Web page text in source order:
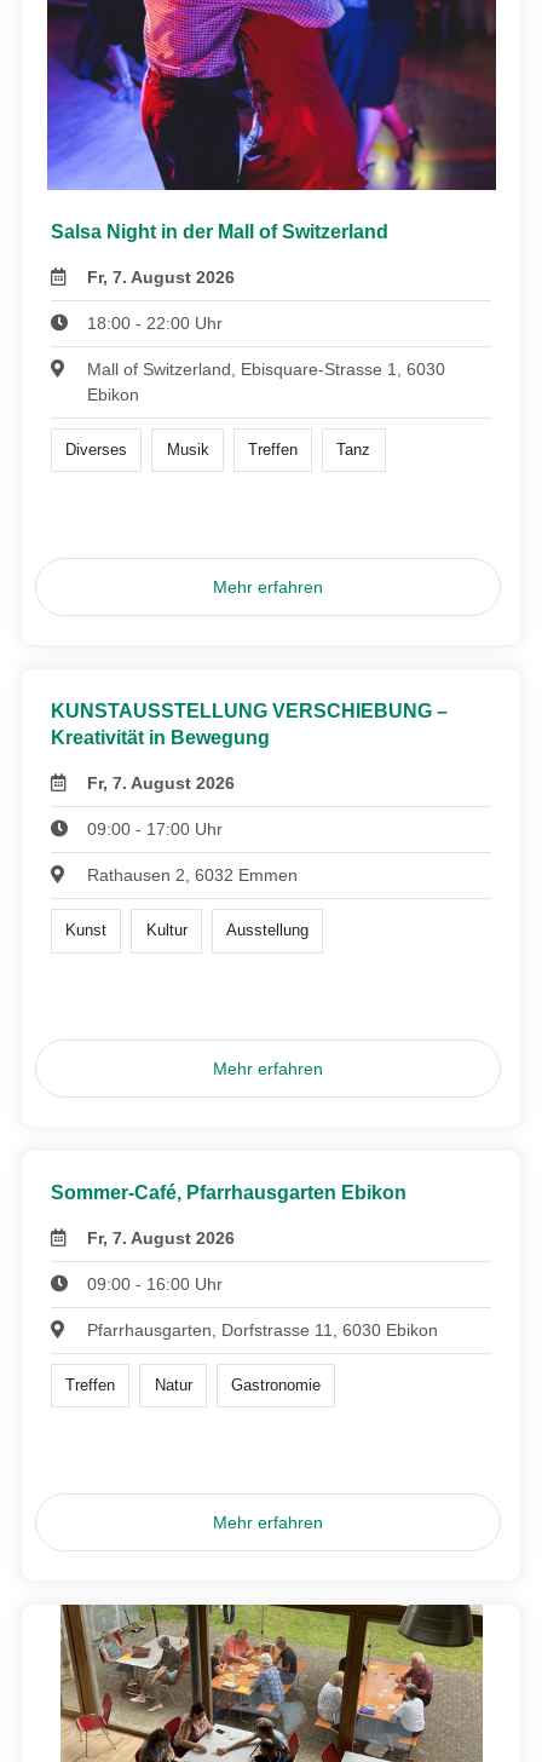
Salsa Night in der Mall of Switzerland
Fr, 7. August 2026
18:00 - 22:00 Uhr
Mall of Switzerland, Ebisquare-Strasse 1, 6030
Ebikon
Diverses Musik Treffen Tanz
Mehr erfahren
KUNSTAUSSTELLUNG VERSCHIEBUNG –
Kreativität in Bewegung
Fr, 7. August 2026
09:00 - 17:00 Uhr
Rathausen 2, 6032 Emmen
Kunst Kultur Ausstellung
Mehr erfahren
Sommer-Café, Pfarrhausgarten Ebikon
Fr, 7. August 2026
09:00 - 16:00 Uhr
Pfarrhausgarten, Dorfstrasse 11, 6030 Ebikon
Treffen Natur Gastronomie
Mehr erfahren